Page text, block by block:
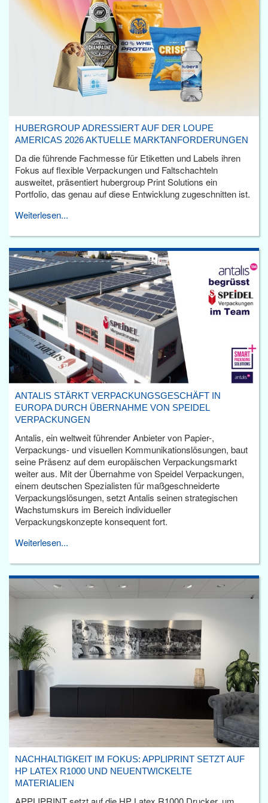
HUBERGROUP ADRESSIERT AUF DER LOUPE
AMERICAS 2026 AKTUELLE MARKTANFORDERUNGEN
Da die führende Fachmesse für Etiketten und Labels ihren
Fokus auf flexible Verpackungen und Faltschachteln
ausweitet, präsentiert hubergroup Print Solutions ein
Portfolio, das genau auf diese Entwicklung zugeschnitten ist.
Weiterlesen...
ANTALIS STÄRKT VERPACKUNGSGESCHÄFT IN
EUROPA DURCH ÜBERNAHME VON SPEIDEL
VERPACKUNGEN
Antalis, ein weltweit führender Anbieter von Papier-,
Verpackungs- und visuellen Kommunikationslösungen, baut
seine Präsenz auf dem europäischen Verpackungsmarkt
weiter aus. Mit der Übernahme von Speidel Verpackungen,
einem deutschen Spezialisten für maßgeschneiderte
Verpackungslösungen, setzt Antalis seinen strategischen
Wachstumskurs im Bereich individueller
Verpackungskonzepte konsequent fort.
Weiterlesen...
NACHHALTIGKEIT IM FOKUS: APPLIPRINT SETZT AUF
HP LATEX R1000 UND NEUENTWICKELTE
MATERIALIEN